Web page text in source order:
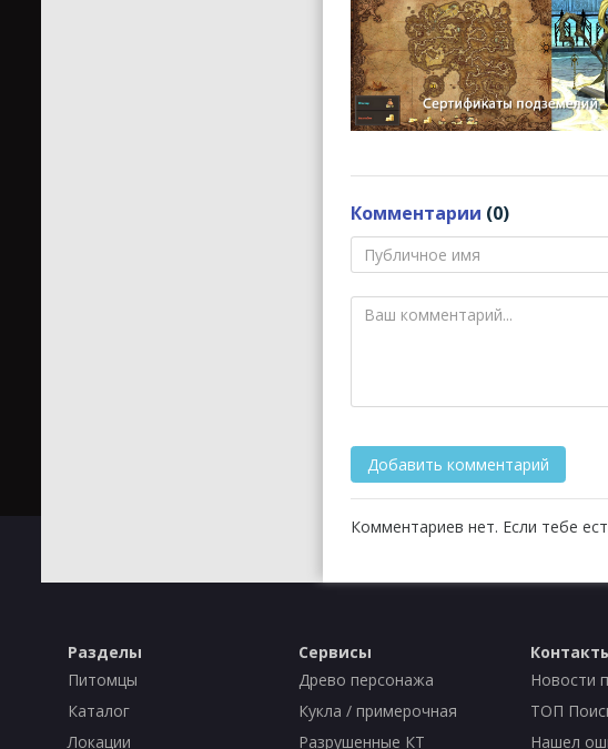
Комментарии (0)
Комментариев нет. Если тебе
Разделы
Питомцы
Каталог
Локации
Сервисы
Древо персонажа
Кукла / примерочная
Разрушенные КТ
Новости
ТОП
Нашел